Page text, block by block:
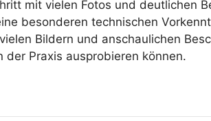
mit vielen Fotos und deutlichen
besonderen technischen
Bildern und anschaulichen
Praxis ausprobieren können.